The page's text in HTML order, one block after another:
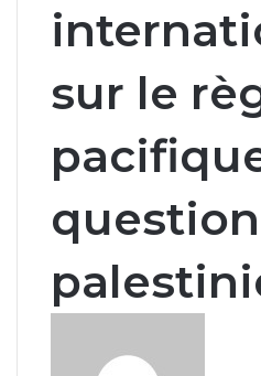
sur le
question